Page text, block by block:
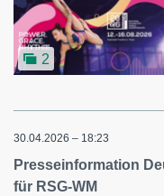
2
30.04.2026 – 18:23
Presseinformation
für RSG-WM